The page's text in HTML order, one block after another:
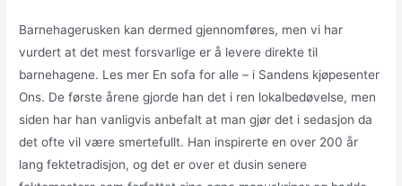
Barnehagerusken kan dermed gjennomføres, men vi har
vurdert at det mest forsvarlige er å levere direkte til
barnehagene. Les mer En sofa for alle – i Sandens kjøpesenter
Ons. De første årene gjorde han det i ren lokalbedøvelse, men
siden har han vanligvis anbefalt at man gjør det i sedasjon da
det ofte vil være smertefullt. Han inspirerte en over 200 år
lang fektetradisjon, og det er over et dusin senere